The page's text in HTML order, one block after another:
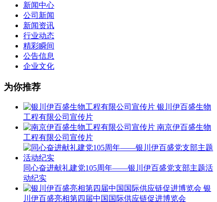
新闻中心
公司新闻
新闻资讯
行业动态
精彩瞬间
公告信息
企业文化
为你推荐
银川伊百盛生物
工程有限公司宣传片
南京伊百盛生物
工程有限公司宣传片
同心奋进献礼建党105周年——银川伊百盛党支部主题活
动纪实
银
川伊百盛亮相第四届中国国际供应链促进博览会